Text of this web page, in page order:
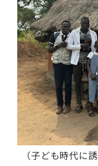
（子ども時代に